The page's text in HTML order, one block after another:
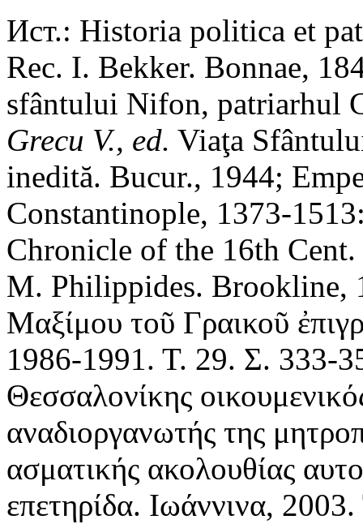
Ист.: Historia politica et
Rec. I. Bekker. Bonnae,
sfântului Nifon, patriarhul
Grecu V., ed. Viaţa
inedită. Bucur., 1944;
Constantinople, 1373-
Chronicle of the 16th
M. Philippides. Brookline,
Μαξίμου τοῦ Γραικοῦ
1986-1991. Τ. 29. Σ. 333-
Θεσσαλονίκης
αναδιοργανωτής της
ασματικής ακολουθίας
επετηρίδα. Ιωάννινα,